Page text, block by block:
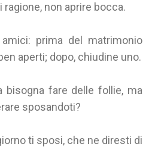
non aprire bocca.
prima del matrimonio
aperti; dopo, chiudine uno.
bisogna fare delle follie, ma
sposandoti?
ti sposi, che ne diresti di